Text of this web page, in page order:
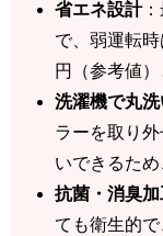
省エネ設計：
で、弱運転
円（参考値）
洗濯機で丸
ラーを取り
いできるため
抗菌・消臭加
ても衛生的